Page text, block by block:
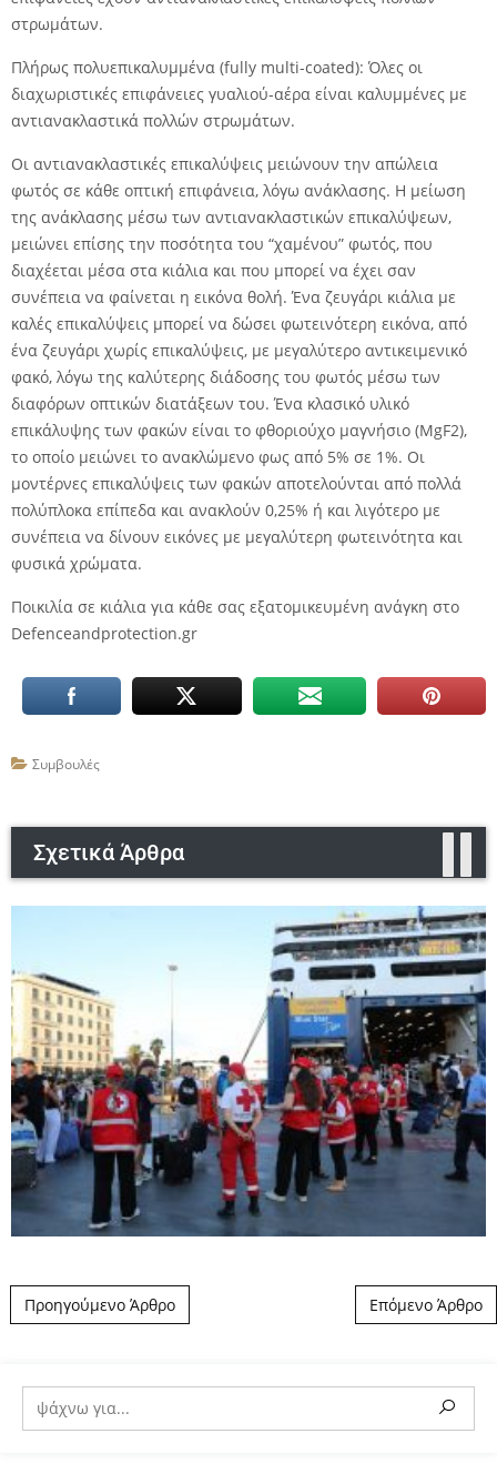
στρωμάτων.
Πλήρως πολυεπικαλυμμένα (fully multi-coated): Όλες οι
διαχωριστικές επιφάνειες γυαλιού-αέρα είναι καλυμμένες με
αντιανακλαστικά πολλών στρωμάτων.
Οι αντιανακλαστικές επικαλύψεις μειώνουν την απώλεια
φωτός σε κάθε οπτική επιφάνεια, λόγω ανάκλασης. Η μείωση
της ανάκλασης μέσω των αντιανακλαστικών επικαλύψεων,
μειώνει επίσης την ποσότητα του “χαμένου” φωτός, που
διαχέεται μέσα στα κιάλια και που μπορεί να έχει σαν
συνέπεια να φαίνεται η εικόνα θολή. Ένα ζευγάρι κιάλια με
καλές επικαλύψεις μπορεί να δώσει φωτεινότερη εικόνα, από
ένα ζευγάρι χωρίς επικαλύψεις, με μεγαλύτερο αντικειμενικό
φακό, λόγω της καλύτερης διάδοσης του φωτός μέσω των
διαφόρων οπτικών διατάξεων του. Ένα κλασικό υλικό
επικάλυψης των φακών είναι το φθοριούχο μαγνήσιο (MgF2),
το οποίο μειώνει το ανακλώμενο φως από 5% σε 1%. Οι
μοντέρνες επικαλύψεις των φακών αποτελούνται από πολλά
πολύπλοκα επίπεδα και ανακλούν 0,25% ή και λιγότερο με
συνέπεια να δίνουν εικόνες με μεγαλύτερη φωτεινότητα και
φυσικά χρώματα.
Ποικιλία σε κιάλια για κάθε σας εξατομικευμένη ανάγκη στο
Defenceandprotection.gr
Συμβουλές
Σχετικά Άρθρα
Post navigation
Προηγούμενο Άρθρο Επόμενο Άρθρο